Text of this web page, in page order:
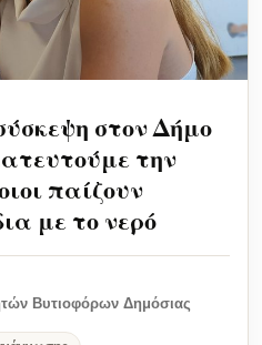
στον Δήμο
την
παίζουν
με το νερό
Βυτιοφόρων Δημόσιας